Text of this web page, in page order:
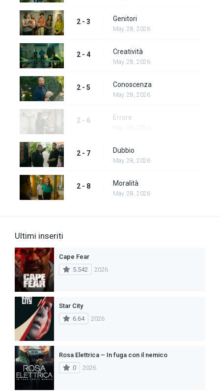
2 - 3 Genitori
May. 28, 2026
2 - 4 Creatività
May. 28, 2026
2 - 5 Conoscenza
May. 28, 2026
2 - 6 Errore
2 - 7 Dubbio
May. 28, 2026
2 - 8 Moralità
May. 28, 2026
Ultimi inseriti
Cape Fear
5.542
2026
Star City
6.64
2026
Rosa Elettrica – In fuga con il nemico
0
2026